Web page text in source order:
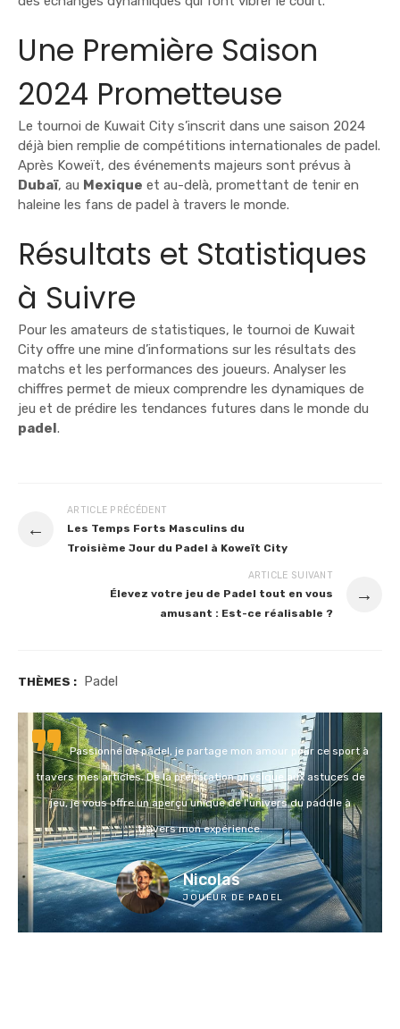
Une Première Saison
2024 Prometteuse
Le tournoi de Kuwait City s’inscrit dans une saison 2024
déjà bien remplie de compétitions internationales de padel.
Après Koweït, des événements majeurs sont prévus à
Dubaï, au Mexique et au-delà, promettant de tenir en
haleine les fans de padel à travers le monde.
Résultats et Statistiques
à Suivre
Pour les amateurs de statistiques, le tournoi de Kuwait
City offre une mine d’informations sur les résultats des
matchs et les performances des joueurs. Analyser les
chiffres permet de mieux comprendre les dynamiques de
jeu et de prédire les tendances futures dans le monde du
padel.
←
ARTICLE PRÉCÉDENT
Les Temps Forts Masculins du
Troisième Jour du Padel à Koweït City
ARTICLE SUIVANT
Élevez votre jeu de Padel tout en vous
amusant : Est-ce réalisable ?
→
THÈMES : Padel
Passionné de padel, je partage mon amour pour ce sport à
travers mes articles. De la préparation physique aux astuces de
jeu, je vous offre un aperçu unique de l'univers du paddle à
travers mon expérience.
Nicolas
JOUEUR DE PADEL